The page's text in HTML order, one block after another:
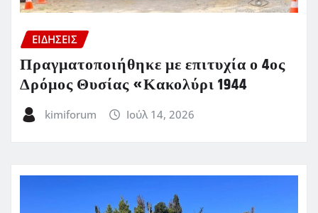
ΕΙΔΗΣΕΙΣ
Πραγματοποιήθηκε με επιτυχία ο 4ος
Δρόμος Θυσίας «Κακολύρι 1944
kimiforum Ιούλ 14, 2026